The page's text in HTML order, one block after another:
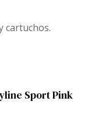
cartuchos.
Sport Pink